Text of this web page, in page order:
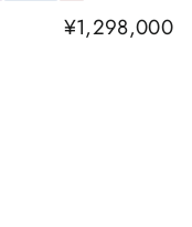
¥1,298,000